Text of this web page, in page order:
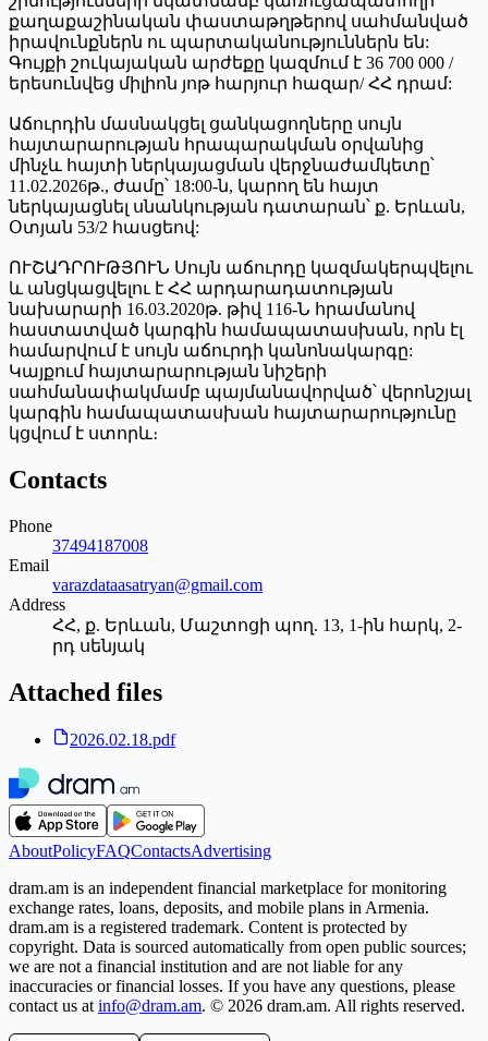
քաղաքաշինական փաստաթղթերով սահմանված
իրավունքներն ու պարտականություններն են:
Գույքի շուկայական արժեքը կազմում է 36 700 000 /
երեսունվեց միլիոն յոթ հարյուր հազար/ ՀՀ դրամ:
Աճուրդին մասնակցել ցանկացողները սույն
հայտարարության հրապարակման օրվանից
մինչև հայտի ներկայացման վերջնաժամկետը՝
11.02.2026թ., ժամը՝ 18:00-ն, կարող են հայտ
ներկայացնել սնանկության դատարան՝ ք. Երևան,
Օտյան 53/2 հասցեով:
ՈՒՇԱԴՐՈՒԹՅՈՒՆ Սույն աճուրդը կազմակերպվելու
և անցկացվելու է ՀՀ արդարադատության
նախարարի 16.03.2020թ. թիվ 116-Ն հրամանով
հաստատված կարգին համապատասխան, որն էլ
համարվում է սույն աճուրդի կանոնակարգը:
Կայքում հայտարարության նիշերի
սահմանափակմամբ պայմանավորված՝ վերոնշյալ
կարգին համապատասխան հայտարարությունը
կցվում է ստորև։
Contacts
Phone
37494187008
Email
varazdataasatryan@gmail.com
Address
ՀՀ, ք. Երևան, Մաշտոցի պող. 13, 1-ին հարկ, 2-
րդ սենյակ
Attached files
2026.02.18.pdf
AboutPolicyFAQContactsAdvertising
dram.am is an independent financial marketplace for monitoring
exchange rates, loans, deposits, and mobile plans in Armenia.
dram.am is a registered trademark. Content is protected by
copyright. Data is sourced automatically from open public sources;
we are not a financial institution and are not liable for any
inaccuracies or financial losses. If you have any questions, please
contact us at info@dram.am. © 2026 dram.am. All rights reserved.